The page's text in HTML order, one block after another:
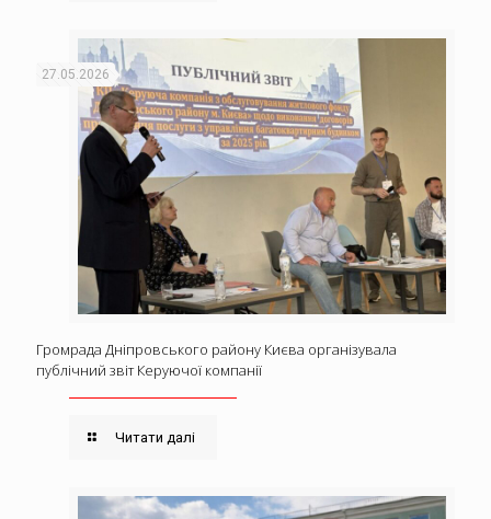
27.05.2026
Громрада Дніпровського району Києва організувала
публічний звіт Керуючої компанії
Читати далі